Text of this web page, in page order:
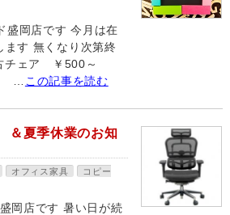
盛岡店です 今月は在
ます 無くなり次第終
古チェア ￥500～
…
この記事を読む
＆夏季休業のお知
オフィス家具
コピー
岡店です 暑い日が続